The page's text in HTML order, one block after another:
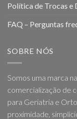
Política de Trocas e
FAQ – Perguntas
SOBRE NÓS
Somos uma marca
comercialização de
para Geriatria e
proximidade,